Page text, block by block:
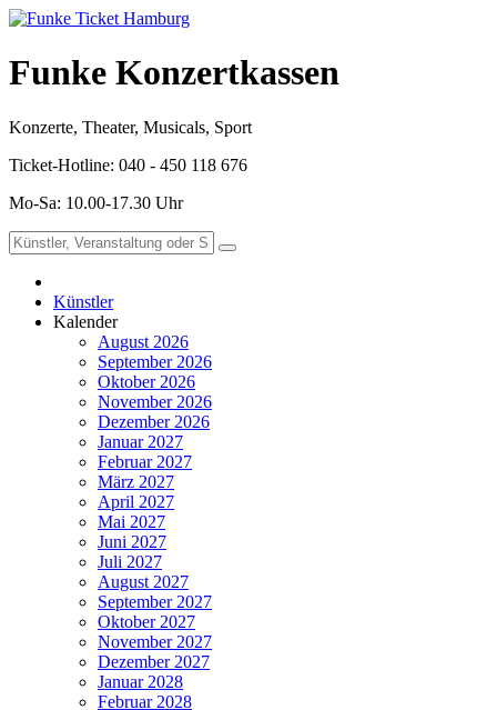
Funke Konzertkassen
Konzerte, Theater, Musicals, Sport
Ticket-Hotline: 040 - 450 118 676
Mo-Sa: 10.00-17.30 Uhr
Künstler
Kalender
August 2026
September 2026
Oktober 2026
November 2026
Dezember 2026
Januar 2027
Februar 2027
März 2027
April 2027
Mai 2027
Juni 2027
Juli 2027
August 2027
September 2027
Oktober 2027
November 2027
Dezember 2027
Januar 2028
Februar 2028